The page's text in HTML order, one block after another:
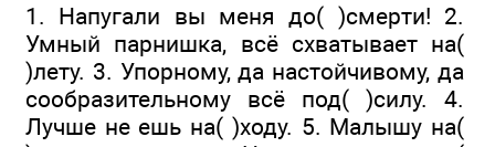
1. Напугали вы меня до( )смерти! 2.
Умный парнишка, всё схватывает на(
)лету. 3. Упорному, да настойчивому, да
сообразительному всё под( )силу. 4.
Лучше не ешь на( )ходу. 5. Малышу на(